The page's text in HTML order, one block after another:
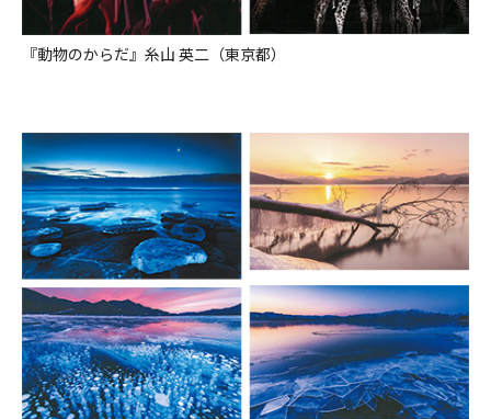
『動物のからだ』糸山 英二（東京都）